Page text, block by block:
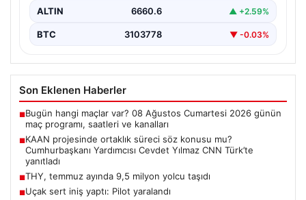
ALTIN 6660.6 ▲ +2.59%
BTC 3103778 ▼ -0.03%
Son Eklenen Haberler
■Bugün hangi maçlar var? 08 Ağustos Cumartesi 2026 günün
maç programı, saatleri ve kanalları
■KAAN projesinde ortaklık süreci söz konusu mu?
Cumhurbaşkanı Yardımcısı Cevdet Yılmaz CNN Türk’te
yanıtladı
■THY, temmuz ayında 9,5 milyon yolcu taşıdı
■Uçak sert iniş yaptı: Pilot yaralandı